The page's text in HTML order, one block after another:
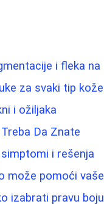
i fleka
za svaki tip kože
i ožiljaka
Da Znate
i rešenja
može pomoći
izabrati pravu